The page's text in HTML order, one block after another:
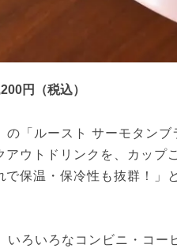
円（税込）
「ルースト サーモタン
ウトドリンクを、カップ
で保温・保冷性も抜群！」
いろいろなコンビニ・コー